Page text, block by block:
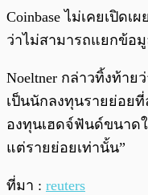
Coinbase ไม่เคยเปิด
ว่าไม่สามารถแยกข้อ
Noeltner กล่าวทิ้งท้าย
เป็นนักลงทุนรายย่อย
องทุนเฮดจ์ฟันด์ขนาด
แต่รายย่อยเท่านั้น”
ที่มา : reuters